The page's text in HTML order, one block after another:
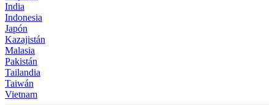
India
Indonesia
Japón
Kazajistán
Malasia
Pakistán
Tailandia
Taiwán
Vietnam